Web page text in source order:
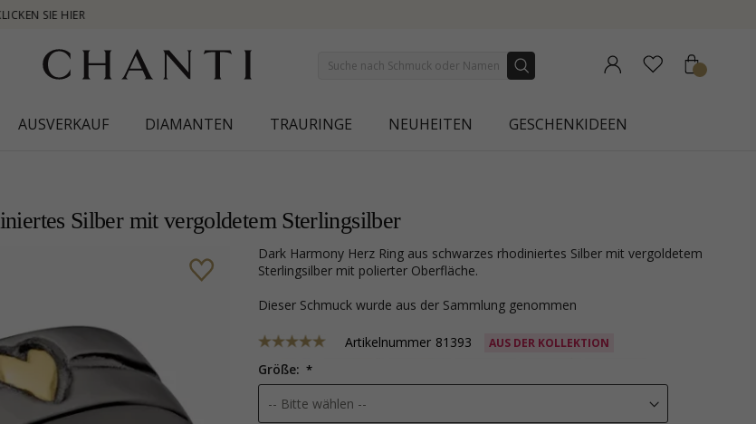
AUSVERKAUF DIAMANTEN TRAURINGE NEUHEITEN GESCHENKIDEEN
Silber mit vergoldetem Sterlingsilber
Dark Harmony Herz Ring aus schwarzes rhodiniertes Silber mit vergoldetem
Sterlingsilber mit polierter Oberfläche.
Dieser Schmuck wurde aus der Sammlung genommen
Artikelnummer 81393 AUS DER KOLLEKTION
Größe: